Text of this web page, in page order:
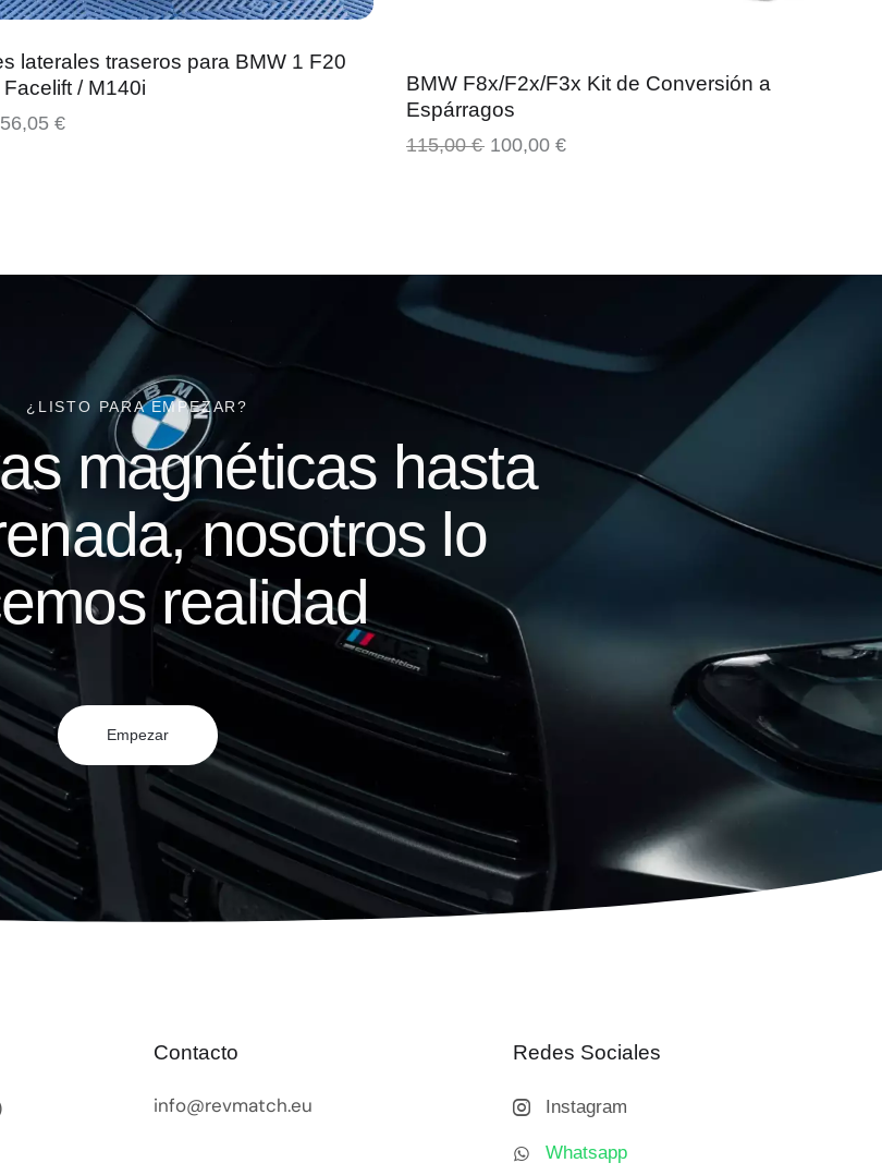
laterales traseros para BMW 1 F20
/ M140i
56,05 €
BMW F8x/F2x/F3x Kit de Conversión a
Espárragos
115,00€ 100,00 €
¿LISTO PARA EMPEZAR?
magnéticas hasta
nosotros lo
realidad
Empezar
Contacto
info@revmatch.eu
Redes Sociales
Instagram
Whatsapp